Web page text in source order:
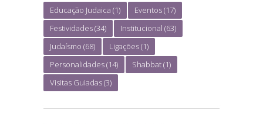
Educação Judaica (1) Eventos(17)
Festividades(34) Institucional (63)
Judaísmo (68) Ligações(1)
Personalidades(14) Shabbat(1)
Visitas Guiadas(3)